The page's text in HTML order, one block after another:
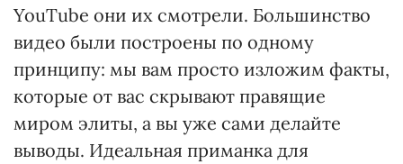
YouTube они их смотрели. Большинство
видео были построены по одному
принципу: мы вам просто изложим факты,
которые от вас скрывают правящие
миром элиты, а вы уже сами делайте
выводы. Идеальная приманка для